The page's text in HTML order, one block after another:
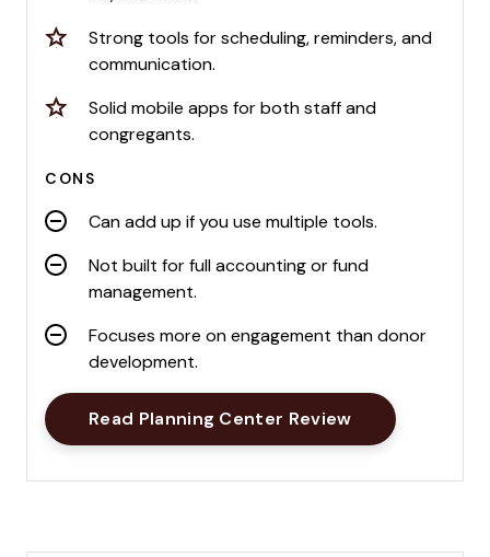
Strong tools for scheduling, reminders, and
communication.
Solid mobile apps for both staff and
congregants.
CONS
Can add up if you use multiple tools.
Not built for full accounting or fund
management.
Focuses more on engagement than donor
development.
Read Planning Center ReviewOpens New